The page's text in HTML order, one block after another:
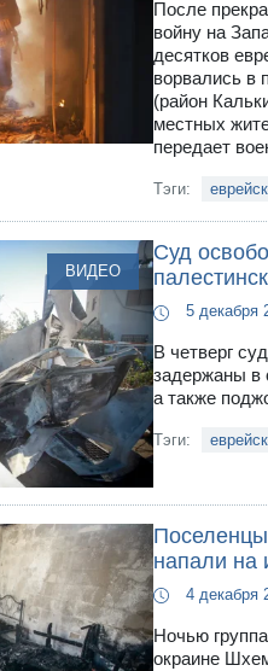
После
войну на
десятков
ворвались в
(район
местных
передает
Тэги:
ВИДЕО
Суд
5 декабря
В четверг
задержаны в
а также
Тэги:
напали на
4 декабря
Ночью
окраине